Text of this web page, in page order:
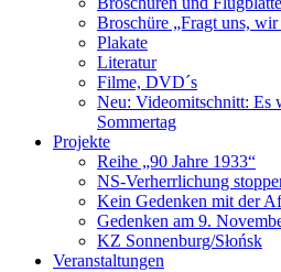
Broschüre „Fragt uns,
Plakate
Literatur
Filme, DVD´s
Neu: Videomitschnitt: Es
Sommertag
Projekte
Reihe „90 Jahre 1933“
NS-Verherrlichung
Kein Gedenken mit der
Gedenken am 9.
KZ Sonnenburg/Słońsk
Veranstaltungen